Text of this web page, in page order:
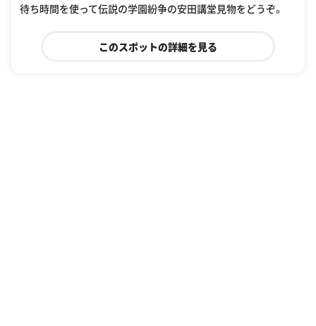
待ち時間を使って伝説の学園紛争の安田講堂見物をどうぞ。
このスポットの詳細を見る